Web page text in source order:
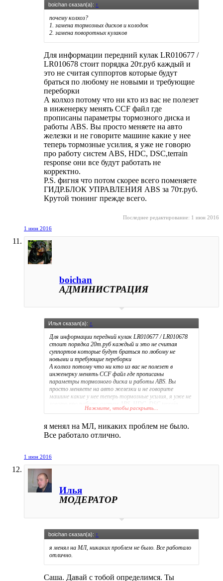
boichan сказал(а): ↑
почему колхоз?
1. замена тормозных дисков и колодок
2. замена поворотных кулаков
Для информации передний кулак LR010677 /
LR010678 стоит порядка 20т.руб каждый и
это не считая суппортов которые будут
браться по любому не новыми и требующие
переборки
А колхоз потому что ни кто из вас не полезет
в инженерку менять CCF файл где
прописаны параметры тормозного диска и
работы ABS. Вы просто меняете на авто
железки и не говорите машине какие у нее
теперь тормозные усилия, я уже не говорю
про работу систем ABS, HDC, DSC,terrain
response они все будут работать не
корректно.
P.S. фигня что потом скорее всего поменяете
ГИДР.БЛОК УПРАВЛЕНИЯ ABS за 70т.руб.
Крутой тюнинг прежде всего.
Последнее редактирование: 1 июн 2016
1 июн 2016
boichan
АДМИНИСТРАЦИЯ
Илья сказал(а): ↑
Для информации передний кулак LR010677 / LR010678
стоит порядка 20т.руб каждый и это не считая
суппортов которые будут браться по любому не
новыми и требующие переборки
А колхоз потому что ни кто из вас не полезет в
инженерку менять CCF файл где прописаны
параметры тормозного диска и работы ABS. Вы
просто меняете на авто железки и не говорите
машине какие у нее теперь тормозные усилия, я уже не
говорю про работу систем ABS, HDC, DSC,terrain
response они все будут работать не корректно.
ГИДР.БЛОК УПРАВЛЕНИЯ ABS за 70т.руб. Крутой
тюнинг прежде всего.
Нажмите, чтобы раскрыть...
я менял на МЛ, никаких проблем не было.
Все работало отлично.
1 июн 2016
Илья
МОДЕРАТОР
boichan сказал(а): ↑
я менял на МЛ, никаких проблем не было. Все работало
отлично.
Саша. Давай с тобой определимся. Ты